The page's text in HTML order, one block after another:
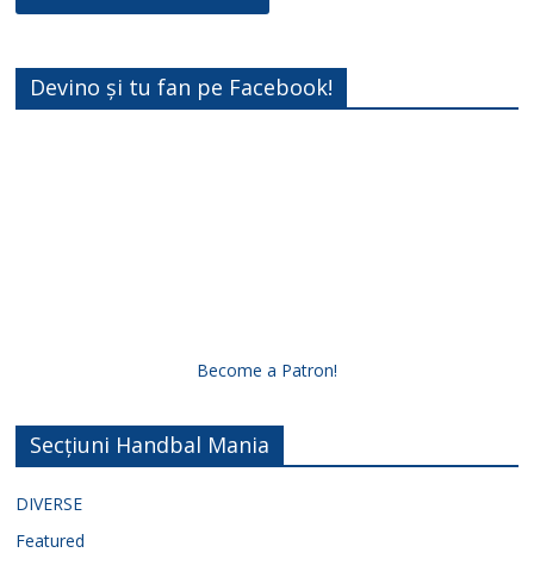
Devino și tu fan pe Facebook!
Become a Patron!
Secțiuni Handbal Mania
DIVERSE
Featured